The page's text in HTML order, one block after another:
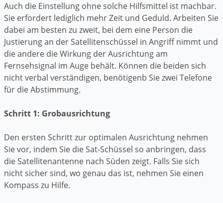
Auch die Einstellung ohne solche Hilfsmittel ist machbar.
Sie erfordert lediglich mehr Zeit und Geduld. Arbeiten Sie
dabei am besten zu zweit, bei dem eine Person die
Justierung an der Satellitenschüssel in Angriff nimmt und
die andere die Wirkung der Ausrichtung am
Fernsehsignal im Auge behält. Können die beiden sich
nicht verbal verständigen, benötigenb Sie zwei Telefone
für die Abstimmung.
Schritt 1: Grobausrichtung
Den ersten Schritt zur optimalen Ausrichtung nehmen
Sie vor, indem Sie die Sat-Schüssel so anbringen, dass
die Satellitenantenne nach Süden zeigt. Falls Sie sich
nicht sicher sind, wo genau das ist, nehmen Sie einen
Kompass zu Hilfe.